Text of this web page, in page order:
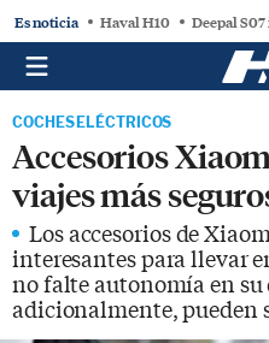
Es noticia Haval H10 Deepal S07
COCHES ELÉCTRICOS
Accesorios
viajes más
Los accesorios de
interesantes para llevar
no falte autonomía en
adicionalmente, pueden